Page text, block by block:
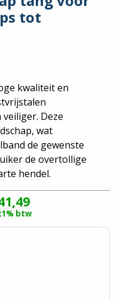
tot
kwaliteit en
Deze
wat
de gewenste
de overtollige
hendel.
btw